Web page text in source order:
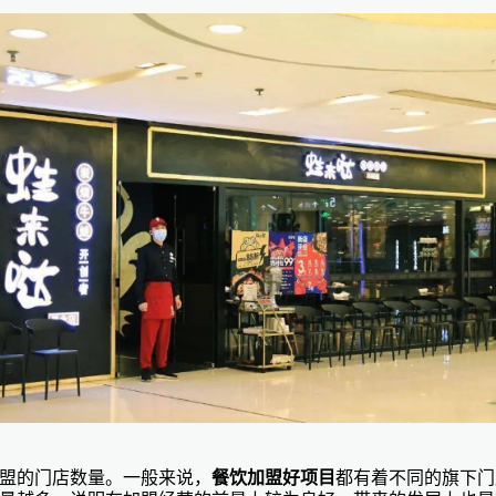
的门店数量。一般来说，餐饮加盟好项目都有着不同的旗下